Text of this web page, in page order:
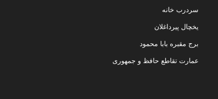
سردرب خانه
یخچال پیرداغلان
برج مقبره بابا محمود
عمارت تقاطع حافظ و جمهوری